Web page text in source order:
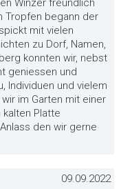
Winzer freundlich
Tropfen begann der
mit vielen
zu Dorf, Namen,
konnten wir, nebst
geniessen und
Individuen und vielem
im Garten mit einer
Platte
den wir gerne
09.09.2022